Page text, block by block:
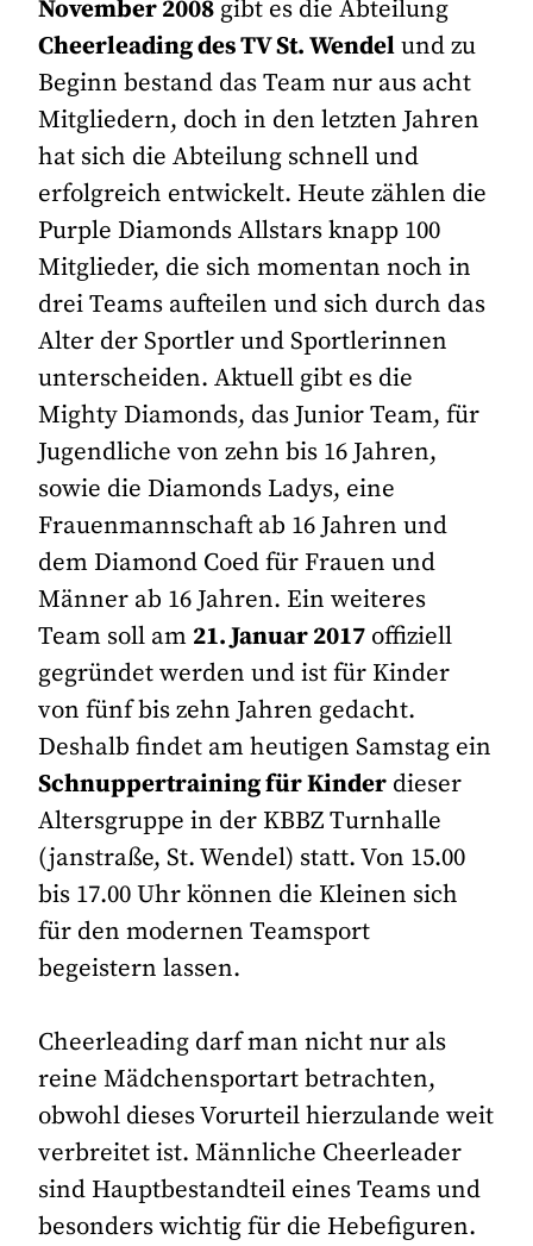
November 2008 gibt es die Abteilung
Cheerleading des TV St. Wendelund zu
Beginn bestand das Team nur aus acht
Mitgliedern, doch in den letzten Jahren
hat sich die Abteilung schnell und
erfolgreich entwickelt. Heute zählen die
Purple Diamonds Allstars knapp 100
Mitglieder, die sich momentan noch in
drei Teams aufteilen und sich durch das
Alter der Sportler und Sportlerinnen
unterscheiden. Aktuell gibt es die
Mighty Diamonds, das Junior Team, für
Jugendliche von zehn bis 16 Jahren,
sowie die Diamonds Ladys, eine
Frauenmannschaft ab 16 Jahren und
dem Diamond Coed für Frauen und
Männer ab 16 Jahren. Ein weiteres
Team soll am 21. Januar 2017 offiziell
gegründet werden und ist für Kinder
von fünf bis zehn Jahren gedacht.
Deshalb findet am heutigen Samstag ein
Schnuppertraining für Kinder dieser
Altersgruppe in der KBBZ Turnhalle
(janstraße, St. Wendel) statt. Von 15.00
bis 17.00 Uhr können die Kleinen sich
für den modernen Teamsport
begeistern lassen.
Cheerleading darf man nicht nur als
reine Mädchensportart betrachten,
obwohl dieses Vorurteil hierzulande weit
verbreitet ist. Männliche Cheerleader
sind Hauptbestandteil eines Teams und
besonders wichtig für die Hebefiguren.